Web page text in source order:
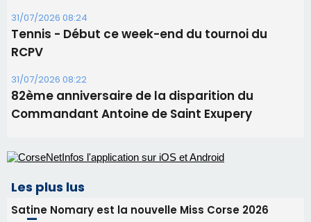
31/07/2026 08:24
Tennis - Début ce week-end du tournoi du
RCPV
31/07/2026 08:22
82ème anniversaire de la disparition du
Commandant Antoine de Saint Exupery
Les plus lus
Satine Nomary est la nouvelle Miss Corse 2026